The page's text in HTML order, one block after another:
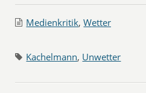
Medienkritik,Wetter
Kachelmann, Unwetter